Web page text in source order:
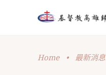
Home • 最新消息